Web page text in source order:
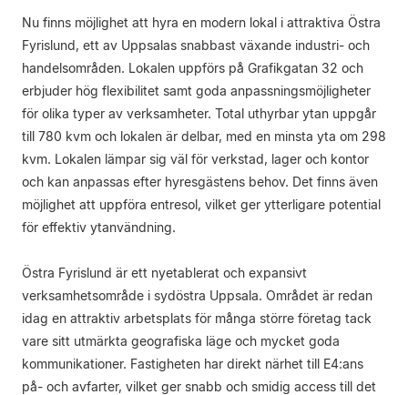
Nu finns möjlighet att hyra en modern lokal i attraktiva Östra
Fyrislund, ett av Uppsalas snabbast växande industri- och
handelsområden. Lokalen uppförs på Grafikgatan 32 och
erbjuder hög flexibilitet samt goda anpassningsmöjligheter
för olika typer av verksamheter. Total uthyrbar ytan uppgår
till 780 kvm och lokalen är delbar, med en minsta yta om 298
kvm. Lokalen lämpar sig väl för verkstad, lager och kontor
och kan anpassas efter hyresgästens behov. Det finns även
möjlighet att uppföra entresol, vilket ger ytterligare potential
för effektiv ytanvändning.
Östra Fyrislund är ett nyetablerat och expansivt
verksamhetsområde i sydöstra Uppsala. Området är redan
idag en attraktiv arbetsplats för många större företag tack
vare sitt utmärkta geografiska läge och mycket goda
kommunikationer. Fastigheten har direkt närhet till E4:ans
på- och avfarter, vilket ger snabb och smidig access till det